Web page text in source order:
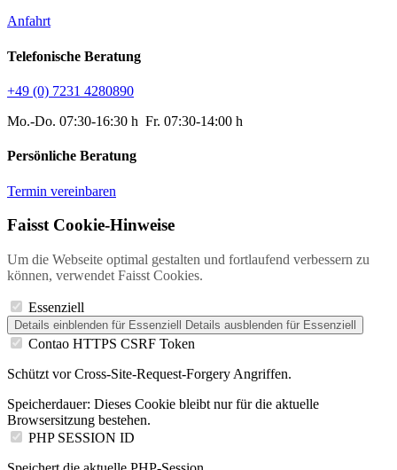
Anfahrt
Telefonische Beratung
+49 (0) 7231 4280890
Mo.-Do. 07:30-16:30 h Fr. 07:30-14:00 h
Persönliche Beratung
Termin vereinbaren
Faisst Cookie-Hinweise
Um die Webseite optimal gestalten und fortlaufend verbessern zu
können, verwendet Faisst Cookies.
Essenziell
Details einblenden für Essenziell Details ausblenden für Essenziell
Contao HTTPS CSRF Token
Schützt vor Cross-Site-Request-Forgery Angriffen.
Speicherdauer: Dieses Cookie bleibt nur für die aktuelle
Browsersitzung bestehen.
PHP SESSION ID